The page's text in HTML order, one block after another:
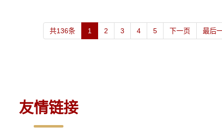
共136条 1 2 3 4 5 下一页 最后
友情链接